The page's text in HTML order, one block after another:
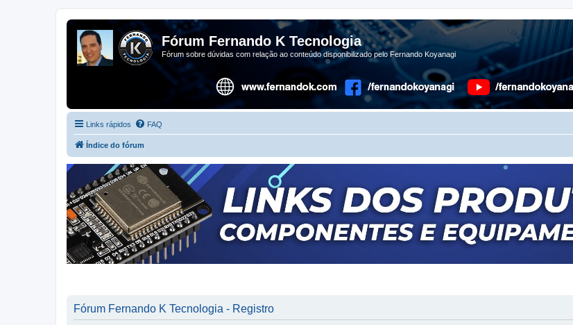
Fórum Fernando K Tecnologia
Fórum sobre dúvidas com relação ao conteúdo disponibilizado pelo Fernando Koyanagi
Links rápidos FAQ
Índice do fórum
Fórum Fernando K Tecnologia - Registro